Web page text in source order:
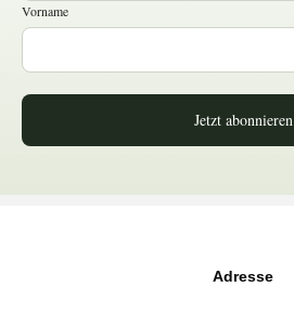
Vorname
Jetzt abonnieren
Adresse